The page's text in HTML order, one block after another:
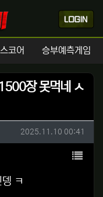
코어 승부예측게임
장 못먹네 ㅅ
작성일
2025.11.10 00:41
목록
ㅋ